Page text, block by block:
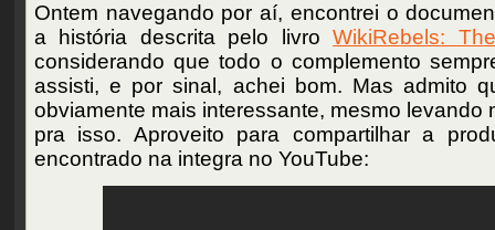
Ontem navegando por aí, encontrei o
a história descrita pelo livroWikiRebels:
considerando que todo o complemento
assisti, e por sinal, achei bom. Mas admito
obviamente mais interessante, mesmo levando
pra isso. Aproveito para compartilhar a
encontrado na integra no YouTube: